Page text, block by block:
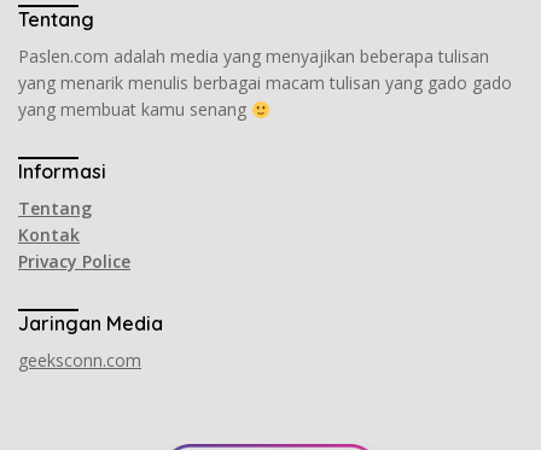
Tentang
Paslen.com adalah media yang menyajikan beberapa tulisan
yang menarik menulis berbagai macam tulisan yang gado gado
yang membuat kamu senang
Informasi
Tentang
Kontak
Privacy Police
Jaringan Media
geeksconn.com